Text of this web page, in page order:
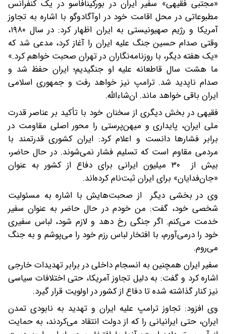
«مجتبی فقیهی» سفیر ایران در بورکینافاسو در یک کنفرانس
مطبوعاتی در محل اقامت خود در اوآگادوگو با اشاره به تجاوز
آمریکا و رژیم صهیونیستی به ایران اظهار کرد: در سال ۱۹۸۰،
وقتی صدام حسین جنگ علیه ایران را آغاز کرد، مدعی شد که
«یک هفته دیگر، با روزنامه‌نگاران در تهران صحبت خواهم کرد.»
ما هشت سال قاطعانه علیه او جنگیدیم؛ ایران حفظ شد و
صدام ناپدید شد. ترامپ نیز خواهد رفت و جمهوری اسلامی
ایران باقی خواهد ماند. ان‌شاءالله.
فقیهی در بخش دیگری از سخنان خود با تأکید بر عناصر قدرت
ملی ایران، پایداری و میهن‌پرستی را محور اصلی مقاومت در
برابر فشارها دانست و اعلام کرد: ایران کشوری قدرتمند با
مردمی مقاوم است که تسلیم فشار نمی‌شوند. در حال حاضر،
بیش از ۳۰ میلیون ایرانی برای دفاع از کشور به عنوان
«جان‌فدایان» برای ایران ثبت‌نام کرده‌اند.
وی در بخشی دیگر از صحبت‌هایش با اشاره به مسئولیت
شخصی خود، گفت: من خودم در حال حاضر به عنوان سفیر
خدمت می‌کنم. اگر جنگی رخ دهد و لازم شود، لباس سفیری
خود را درمی‌آورم، با افتخار لباس رزم خود را می‌پوشم و به جنگ
می‌روم.
سفیر ایران همچنین به انسجام داخلی در برابر تهدیدات خارجی
اشاره کرد و گفت: به دلیل تجاوز آمریکا، حتی اختلافات سیاسی
نیز کنار گذاشته شده تا دفاع از کشور در اولویت قرار گیرد.
وی افزود: تجاوز ترامپ علیه ایران و تهدید به نابودی تمدن
ایران، حتی ایرانیانی را که از دولت انتقاد می‌کردند، به حمایت